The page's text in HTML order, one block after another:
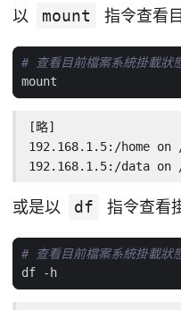
以 mount 指令查看
# 查看目前檔案系統掛載狀
[略]
192.168.1.5:/home
192.168.1.5:/data on
或是以 df 指令查看
# 查看目前檔案系統掛載狀